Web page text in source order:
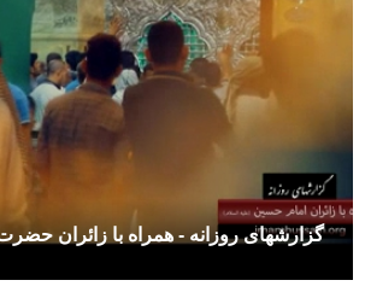
گزارشهای روزانه - همراه با زائران